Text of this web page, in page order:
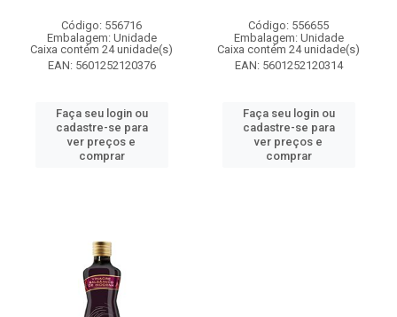
Código: 556716
Embalagem: Unidade
Caixa contém 24 unidade(s)
EAN: 5601252120376
Faça seu login ou
cadastre-se para
ver preços e
comprar
Código: 556655
Embalagem: Unidade
Caixa contém 24 unidade(s)
EAN: 5601252120314
Faça seu login ou
cadastre-se para
ver preços e
comprar